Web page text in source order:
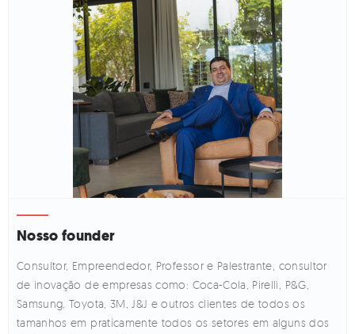
Nosso founder
Consultor, Empreendedor, Professor e Palestrante, consultor
de inovação de empresas como: Coca-Cola, Pirelli, P&G,
Samsung, Toyota, 3M, J&J e outros clientes de todos os
tamanhos em praticamente todos os setores em alguns dos